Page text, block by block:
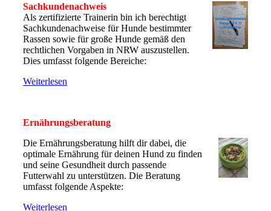
Sachkundenachweis
Als zertifizierte Trainerin bin ich berechtigt
Sachkundenachweise für Hunde bestimmter
Rassen sowie für große Hunde gemäß den
rechtlichen Vorgaben in NRW auszustellen.
Dies umfasst folgende Bereiche:
Weiterlesen
Ernährungsberatung
Die Ernährungsberatung hilft dir dabei, die
optimale Ernährung für deinen Hund zu finden
und seine Gesundheit durch passende
Futterwahl zu unterstützen. Die Beratung
umfasst folgende Aspekte:
Weiterlesen